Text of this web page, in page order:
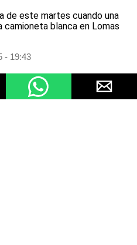
de este martes cuando una
blanca en Lomas
- 19:43